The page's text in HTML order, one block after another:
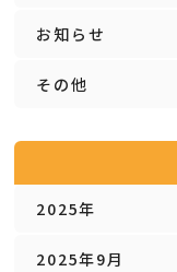
お知らせ
その他
2025年
2025年9月